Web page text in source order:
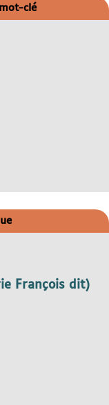
clé
François dit)